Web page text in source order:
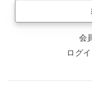
会
ログ